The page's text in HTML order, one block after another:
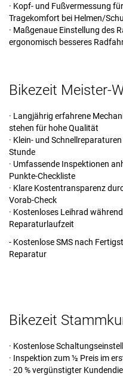
· Kopf- und Fußvermessung
Tragekomfort bei Helmen/
· Maßgenaue Einstellung des
ergonomisch besseres
Bikezeit Meister-
· Langjährig erfahrene
stehen für hohe Qualität
· Klein- und
Stunde
· Umfassende Inspektionen
Punkte-Checkliste
· Klare Kostentransparenz
Vorab-Check
· Kostenloses Leihrad
Reparaturlaufzeit
- Kostenlose SMS nach
Reparatur
Bikezeit
· Kostenlose
· Inspektion zum ½ Preis im
· 20 % vergünstigter